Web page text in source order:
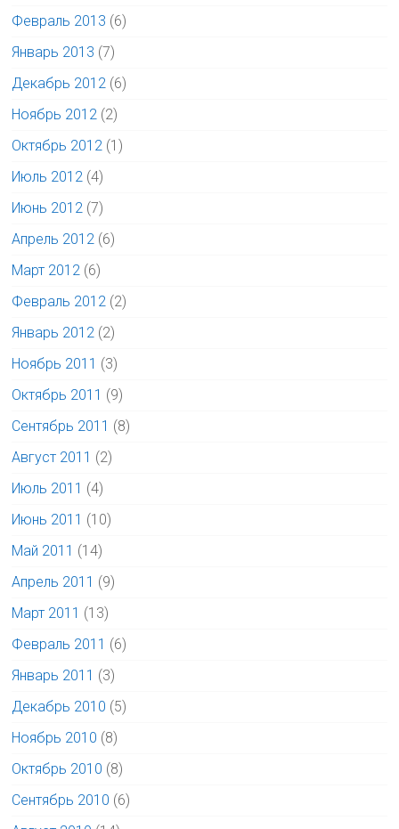
Февраль 2013 (6)
Январь 2013 (7)
Декабрь 2012 (6)
Ноябрь 2012 (2)
Октябрь 2012 (1)
Июль 2012 (4)
Июнь 2012 (7)
Апрель 2012 (6)
Март 2012 (6)
Февраль 2012 (2)
Январь 2012 (2)
Ноябрь 2011 (3)
Октябрь 2011 (9)
Сентябрь 2011 (8)
Август 2011 (2)
Июль 2011 (4)
Июнь 2011 (10)
Май 2011 (14)
Апрель 2011 (9)
Март 2011 (13)
Февраль 2011 (6)
Январь 2011 (3)
Декабрь 2010 (5)
Ноябрь 2010 (8)
Октябрь 2010 (8)
Сентябрь 2010 (6)